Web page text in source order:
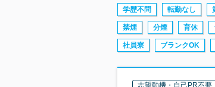
学歴不問 転勤なし
禁煙 分煙 育休
社員寮 ブランクOK
志望動機・自己PR不要